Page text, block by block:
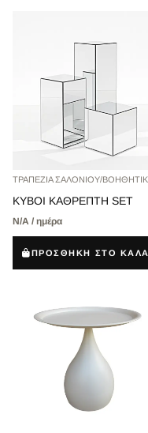
ΤΡΑΠΕΖΙΑ ΣΑΛΟΝΙΟΥ/
ΚΥΒΟΙ ΚΑΘΡΕΠΤΗ SET
Ν/Α / ημέρα
ΠΡΟΣΘΗΚΗ ΣΤΟ